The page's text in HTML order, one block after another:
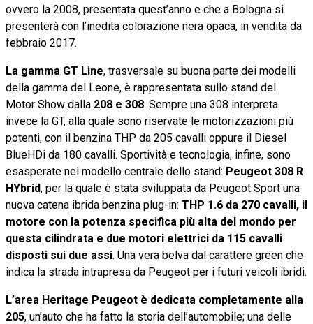
ovvero la 2008, presentata quest’anno e che a Bologna si
presenterà con l’inedita colorazione nera opaca, in vendita da
febbraio 2017.
La gamma GT Line, trasversale su buona parte dei modelli
della gamma del Leone, è rappresentata sullo stand del
Motor Show dalla 208 e 308. Sempre una 308 interpreta
invece la GT, alla quale sono riservate le motorizzazioni più
potenti, con il benzina THP da 205 cavalli oppure il Diesel
BlueHDi da 180 cavalli. Sportività e tecnologia, infine, sono
esasperate nel modello centrale dello stand: Peugeot 308 R
HYbrid, per la quale è stata sviluppata da Peugeot Sport una
nuova catena ibrida benzina plug-in: THP 1.6 da 270 cavalli, il
motore con la potenza specifica più alta del mondo per
questa cilindrata e due motori elettrici da 115 cavalli
disposti sui due assi. Una vera belva dal carattere green che
indica la strada intrapresa da Peugeot per i futuri veicoli ibridi.
L’area Heritage Peugeot è dedicata completamente alla
205, un’auto che ha fatto la storia dell’automobile; una delle